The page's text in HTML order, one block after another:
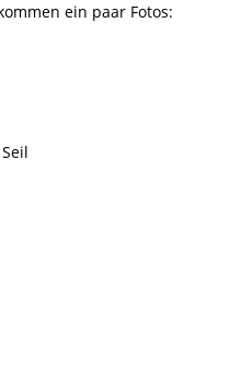
ein paar Fotos: